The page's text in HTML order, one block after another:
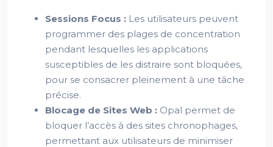
Sessions Focus : Les utilisateurs peuvent
programmer des plages de concentration
pendant lesquelles les applications
susceptibles de les distraire sont bloquées,
pour se consacrer pleinement à une tâche
précise.
Blocage de Sites Web : Opal permet de
bloquer l’accès à des sites chronophages,
permettant aux utilisateurs de minimiser